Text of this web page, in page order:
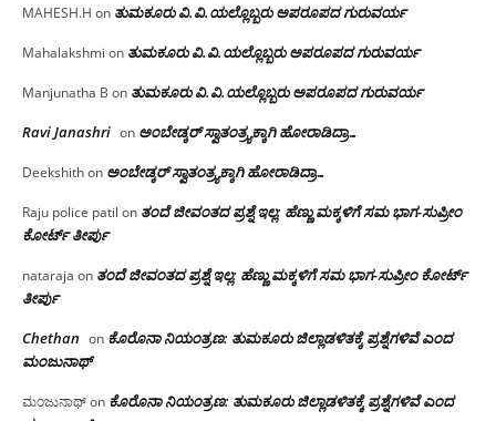
MAHESH.H on ತುಮಕೂರು‌ ವಿ.ವಿ.ಯಲ್ಲೊಬ್ಬರು ಅಪರೂಪದ ಗುರುವರ್ಯ
Mahalakshmi on ತುಮಕೂರು‌ ವಿ.ವಿ.ಯಲ್ಲೊಬ್ಬರು ಅಪರೂಪದ ಗುರುವರ್ಯ
Manjunatha B on ತುಮಕೂರು‌ ವಿ.ವಿ.ಯಲ್ಲೊಬ್ಬರು ಅಪರೂಪದ ಗುರುವರ್ಯ
Ravi Janashri on ಅಂಬೇಡ್ಕರ್ ಸ್ವಾತಂತ್ರ್ಯಕ್ಕಾಗಿ ಹೋರಾಡಿದ್ರಾ…
Deekshithon ಅಂಬೇಡ್ಕರ್ ಸ್ವಾತಂತ್ರ್ಯಕ್ಕಾಗಿ ಹೋರಾಡಿದ್ರಾ…
Raju police patil on ತಂದೆ ಜೀವಂತದ ಪ್ರಶ್ನೆ ಇಲ್ಲ: ಹೆಣ್ಣು ಮಕ್ಕಳಿಗೆ ಸಮ ಭಾಗ-ಸುಪ್ರೀಂ
ಕೋರ್ಟ್ ತೀರ್ಪು
nataraja on ತಂದೆ ಜೀವಂತದ ಪ್ರಶ್ನೆ ಇಲ್ಲ: ಹೆಣ್ಣು ಮಕ್ಕಳಿಗೆ ಸಮ ಭಾಗ-ಸುಪ್ರೀಂ ಕೋರ್ಟ್
ತೀರ್ಪು
Chethan on ಕೊರೊನಾ ನಿಯಂತ್ರಣ: ತುಮಕೂರು ಜಿಲ್ಲಾಡಳಿತಕ್ಕೆ ಪ್ರಶ್ನೆಗಳಿವೆ ಎಂದ
ಮಂಜು‌ನಾಥ್
ಮಂಜುನಾಥ್on ಕೊರೊನಾ ನಿಯಂತ್ರಣ: ತುಮಕೂರು ಜಿಲ್ಲಾಡಳಿತಕ್ಕೆ ಪ್ರಶ್ನೆಗಳಿವೆ ಎಂದ